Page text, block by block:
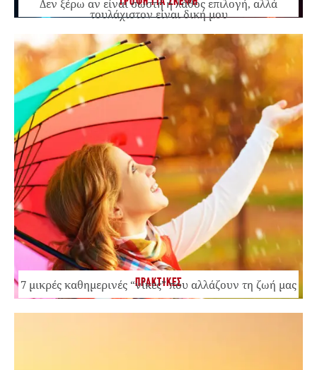
Δεν ξέρω αν είναι σωστή ή λάθος επιλογή, αλλά
τουλάχιστον είναι δική μου
ΠΡΑΚΤΙΚΕΣ
7 μικρές καθημερινές “νίκες” που αλλάζουν τη ζωή μας